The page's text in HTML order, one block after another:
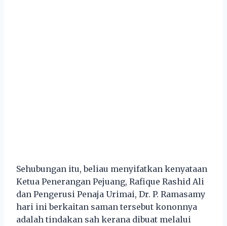
Sehubungan itu, beliau menyifatkan kenyataan
Ketua Penerangan Pejuang, Rafique Rashid Ali
dan Pengerusi Penaja Urimai, Dr. P. Ramasamy
hari ini berkaitan saman tersebut kononnya
adalah tindakan sah kerana dibuat melalui